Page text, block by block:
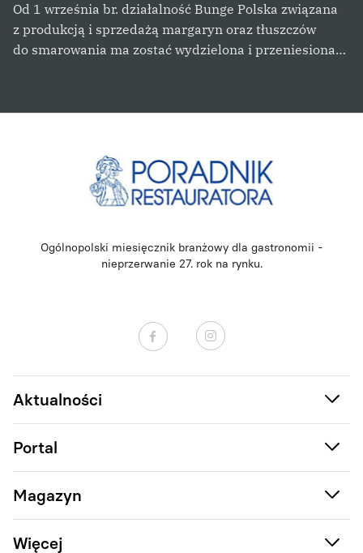
Od 1 września br. działalność Bunge Polska związana
z produkcją i sprzedażą margaryn oraz tłuszczów
do smarowania ma zostać wydzielona i przeniesiona…
Ogólnopolski miesięcznik branżowy dla gastronomii -
nieprzerwanie 27. rok na rynku.
Aktualności
Portal
Magazyn
Więcej